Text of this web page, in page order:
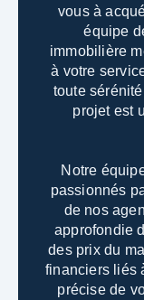
vous à
équipe
immobilière
à votre
toute
projet est
Notre
passionnés
de nos
approfondie
des prix du
financiers liés
précise de